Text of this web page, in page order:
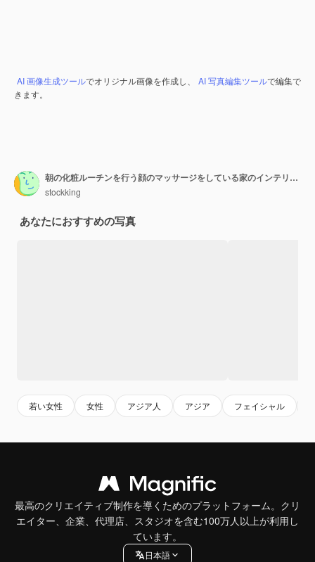
AI 画像生成ツールでオリジナル画像を作成し、 AI 写真編集ツールで編集で
きます。
朝の化粧ルーチンを行う顔のマッサージをしている家のインテリアの化粧台に座っている彼女の頭にタオルを持った幸せな若いアジアの女性
stockking
あなたにおすすめの写真
若い女性 女性 アジア人 アジア フェイシャル
最高のクリエイティブ制作を導くためのプラットフォーム。クリ
エイター、企業、代理店、スタジオを含む100万人以上が利用し
ています。
日本語